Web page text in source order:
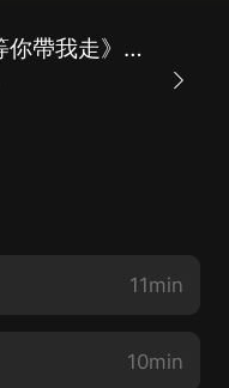
《我有一壺酒，等你帶我走》丨都市虐戀丨精品多播丨亙遠出品
11min
10min